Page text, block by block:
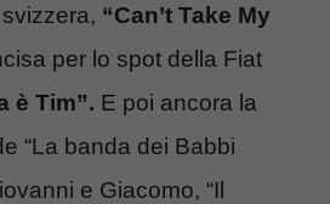
“Can’t Take My
per lo spot della Fiat
è Tim”. E poi ancora la
“La banda dei Babbi
e Giacomo, “Il